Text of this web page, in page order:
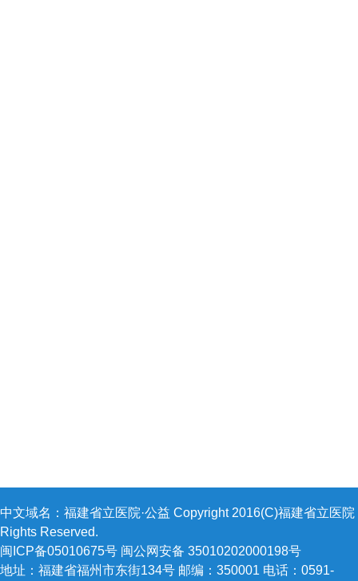
中文域名：福建省立医院·公益 Copyright 2016(C)福建省立医院
Rights Reserved.
闽ICP备05010675号 闽公网安备 35010202000198号
地址：福建省福州市东街134号 邮编：350001 电话：0591-